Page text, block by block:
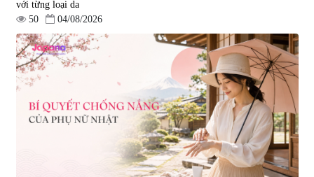
với từng loại da
50
04/08/2026